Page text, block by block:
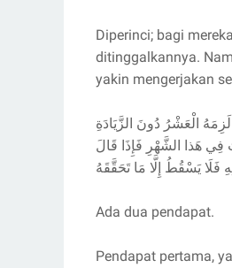
Diperinci; bagi
ditinggalkannya.
yakin mengerjakan
الْعَشْرُ دُونَ الزَّيَادَةِ
هَذا الشَّهْرِ فَإِذَا قَالَ
فَلَا يَسْقُطُ إِلَّا مَا تَحَقَّقَهُ
Ada dua pendapat.
Pendapat pertama,